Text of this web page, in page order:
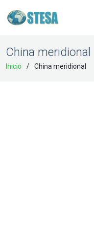
China meridional
Inicio China meridional